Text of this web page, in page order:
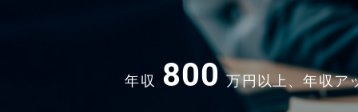
年収 800 万円以上、年収ア